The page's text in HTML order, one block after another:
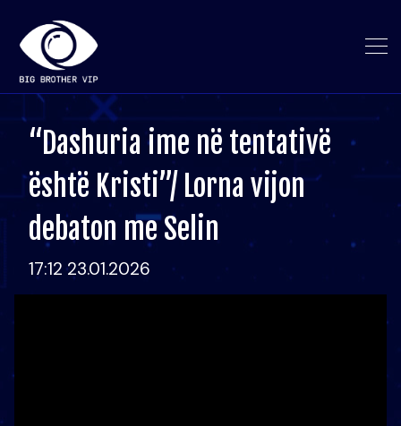
“Dashuria ime në tentativë
është Kristi”/ Lorna vijon
debaton me Selin
17:12 23.01.2026